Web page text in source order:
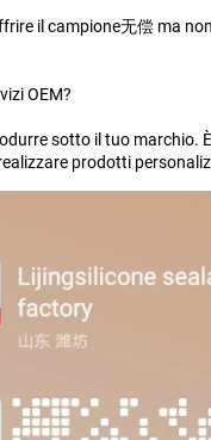
il campione无偿 ma
OEM?
sotto il tuo marchio.
prodotti